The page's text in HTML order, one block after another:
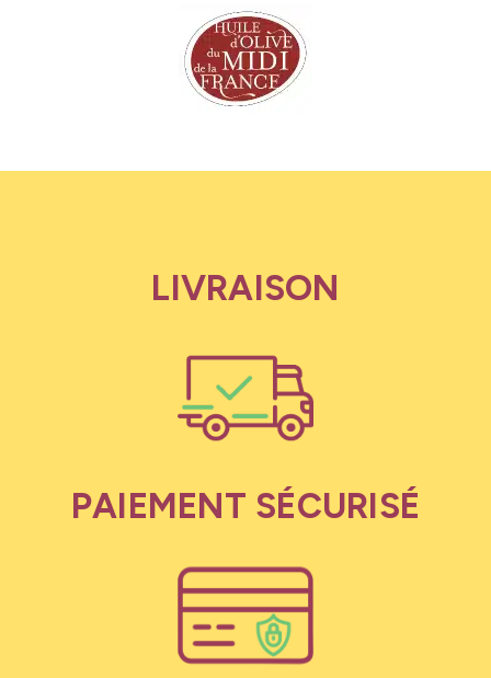
LIVRAISON
PAIEMENT SÉCURISÉ